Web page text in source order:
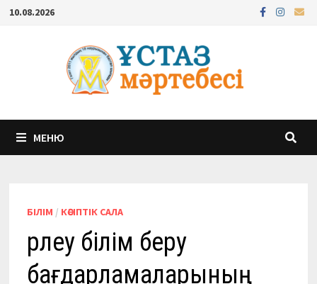
Перейти
содержимому
10.08.2026
МЕНЮ
БІЛІМ / КӘСІПТІК САЛА
Өрлеу білім беру
бағдарламаларының